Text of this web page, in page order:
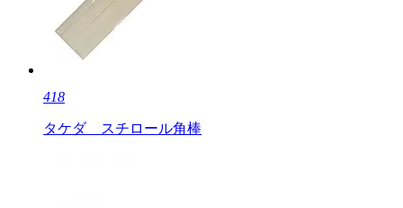
418
タケダ スチロール角棒